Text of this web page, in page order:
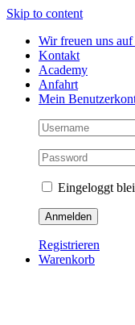
Skip to content
Wir freuen uns
Kontakt
Academy
Anfahrt
Mein
Eingeloggt
Registrieren
Warenkorb